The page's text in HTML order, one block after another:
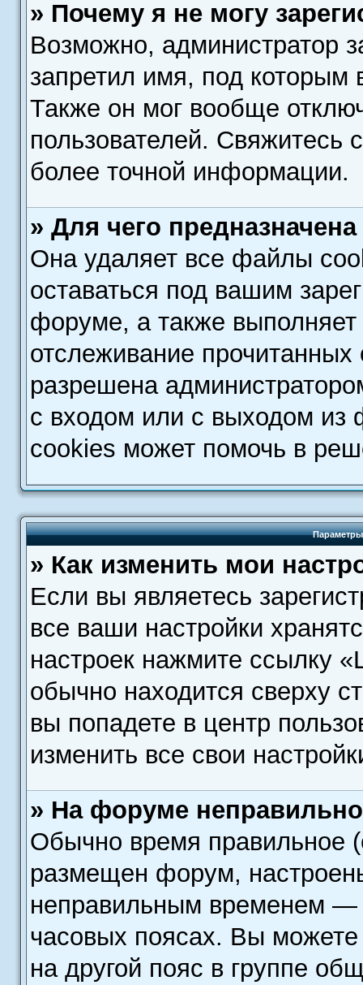
» Почему я не могу
Возможно, администратор
запретил имя, под которым
Также он мог вообще
пользователей. Свяжитесь
более точной информации.
» Для чего
Она удаляет все файлы
оставаться под вашим
форуме, а также выполняет
отслеживание
разрешена
с входом или с выходом из
cookies может помочь в
Параметры
» Как изменить мои
Если вы являетесь
все ваши настройки
настроек нажмите ссылку
обычно находится сверху
вы попадете в центр
изменить все свои
» На форуме
Обычно время правильное
размещен форум,
неправильным временем —
часовых поясах. Вы
на другой пояс в группе